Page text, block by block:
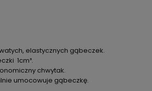
elastycznych gąbeczek.
1cm³.
chwytak.
umocowuje gąbeczkę.